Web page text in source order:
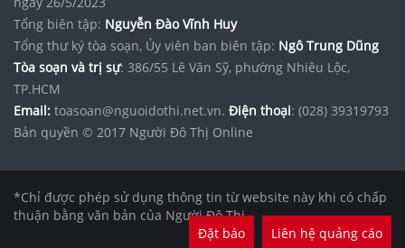
Tổng biên tập: Nguyễn Đào Vĩnh Huy
Tổng thư ký tòa soạn, Ủy viên ban biên tập: Ngô Trung Dũng
Tòa soạn và trị sự: 386/55 Lê Văn Sỹ, phường Nhiêu Lộc,
TP.HCM
Email: toasoan@nguoidothi.net.vn. Điện thoại: (028) 39319793
Bản quyền © 2017 Người Đô Thị Online
*Chỉ được phép sử dụng thông tin từ website này khi có chấp
thuận bằng văn bản của Người Đô Thị.
Đặt báo
Liên hệ quảng cáo